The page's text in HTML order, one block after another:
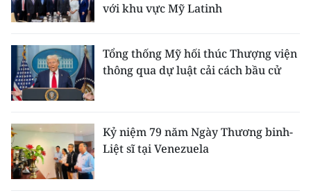
với khu vực Mỹ Latinh
Tổng thống Mỹ hối thúc Thượng viện
thông qua dự luật cải cách bầu cử
Kỷ niệm 79 năm Ngày Thương binh-
Liệt sĩ tại Venezuela